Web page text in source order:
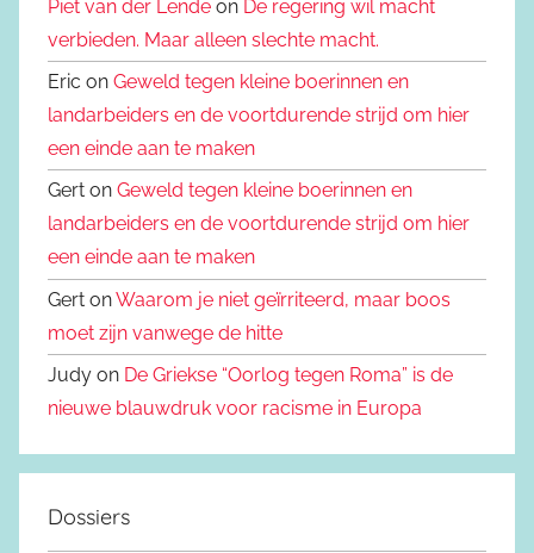
Piet van der Lende on De regering wil macht
verbieden. Maar alleen slechte macht.
Eric on Geweld tegen kleine boerinnen en
landarbeiders en de voortdurende strijd om hier
een einde aan te maken
Gert on Geweld tegen kleine boerinnen en
landarbeiders en de voortdurende strijd om hier
een einde aan te maken
Gert onWaarom je niet geïrriteerd, maar boos
moet zijn vanwege de hitte
Judy on De Griekse “Oorlog tegen Roma” is de
nieuwe blauwdruk voor racisme in Europa
Dossiers